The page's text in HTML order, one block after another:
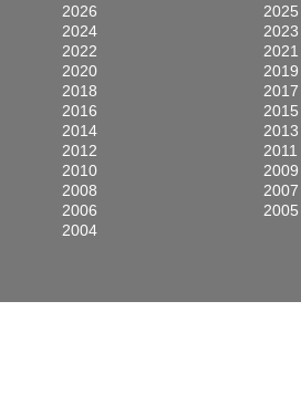
2026
2025
2024
2023
2022
2021
2020
2019
2018
2017
2016
2015
2014
2013
2012
2011
2010
2009
2008
2007
2006
2005
2004